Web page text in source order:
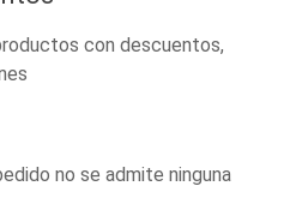
con descuentos,
no se admite ninguna